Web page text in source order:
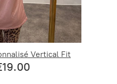
Vertical Fit